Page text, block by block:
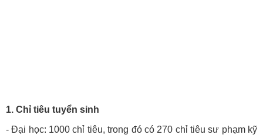
1. Chỉ tiêu tuyển sinh
- Đại học: 1000 chỉ tiêu, trong đó có 270 chỉ tiêu sư phạm kỹ